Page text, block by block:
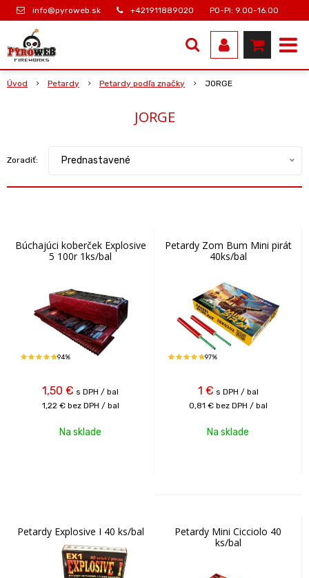
info@pyroweb.sk +421911889020 PO-PI: 9.00-16.00
Úvod Petardy Petardy podľa značky JORGE
JORGE
Zoradiť: Prednastavené
Búchajúci koberček Explosive
5 100r 1ks/bal
94%
1,50 € s DPH / bal
1,22 € bez DPH / bal
Na sklade
Petardy Zom Bum Mini pirát
40ks/bal
97%
1 € s DPH / bal
0,81 € bez DPH / bal
Na sklade
Petardy Explosive I 40 ks/bal
Petardy Mini Cicciolo 40
ks/bal